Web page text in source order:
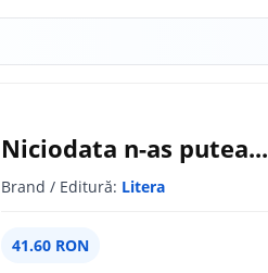
Niciodata n-as putea...
Brand / Editură: Litera
41.60 RON